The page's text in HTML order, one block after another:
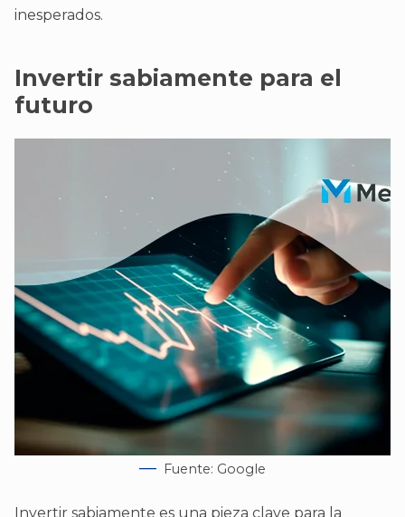
inesperados.
Invertir sabiamente para el
futuro
Fuente: Google
Invertir sabiamente es una pieza clave para la